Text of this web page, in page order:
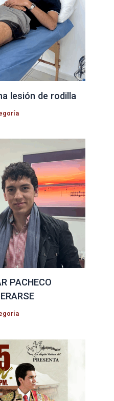
lesión de rodilla
PACHECO